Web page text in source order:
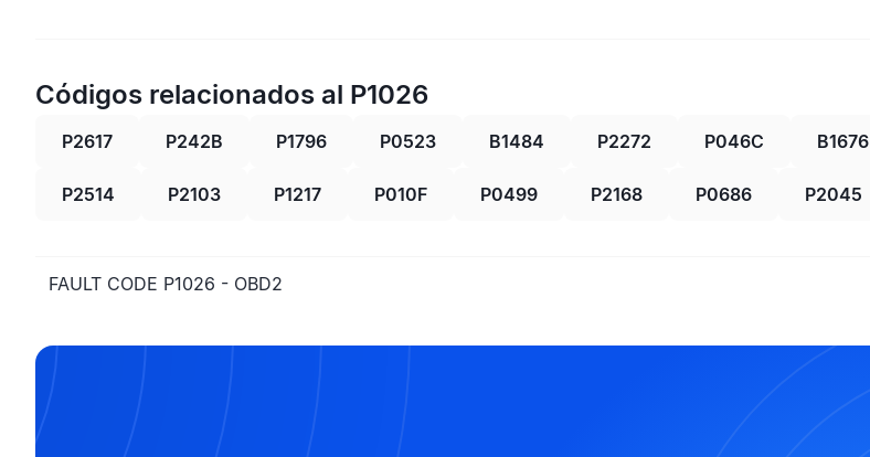
Códigos relacionados al P1026
P2617 P242B P1796 P0523 B1484 P2272 P046C B1676
P2514 P2103 P1217 P010F P0499 P2168 P0686 P2045
FAULT CODE P1026 - OBD2